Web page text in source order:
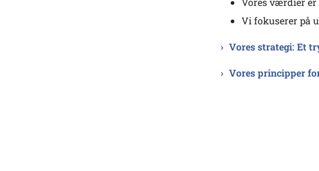
Vi fokuserer på
Vores strategi: Et
Vores principper